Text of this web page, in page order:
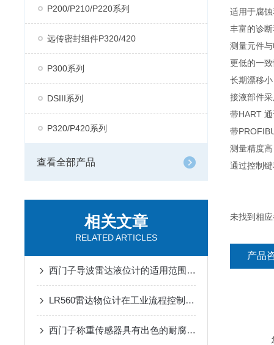
P200/P210/P220系列
远传密封组件P320/420
P300系列
DSIII系列
P320/P420系列
查看全部产品
相关文章
RELATED ARTICLES
西门子导波雷达液位计的适用范围及使用注意事项
LR560雷达物位计在工业流程控制和环保监测中广泛应用
西门子称重传感器具有出色的耐腐蚀性、耐高温性和抗振动性
适用于腐
丰富的诊
测量元件
更低的一
长期漂移小
接液部件
带HART
带
测量精度高
通过控制
未找到相
产品